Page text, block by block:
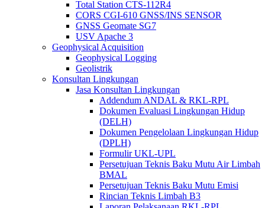
Total Station CTS-112R4
CORS CGI-610 GNSS/INS SENSOR
GNSS Geomate SG7
USV Apache 3
Geophysical Acquisition
Geophysical Logging
Geolistrik
Konsultan Lingkungan
Jasa Konsultan Lingkungan
Addendum ANDAL & RKL-RPL
Dokumen Evaluasi Lingkungan Hidup
(DELH)
Dokumen Pengelolaan Lingkungan Hidup
(DPLH)
Formulir UKL-UPL
Persetujuan Teknis Baku Mutu Air Limbah
BMAL
Persetujuan Teknis Baku Mutu Emisi
Rincian Teknis Limbah B3